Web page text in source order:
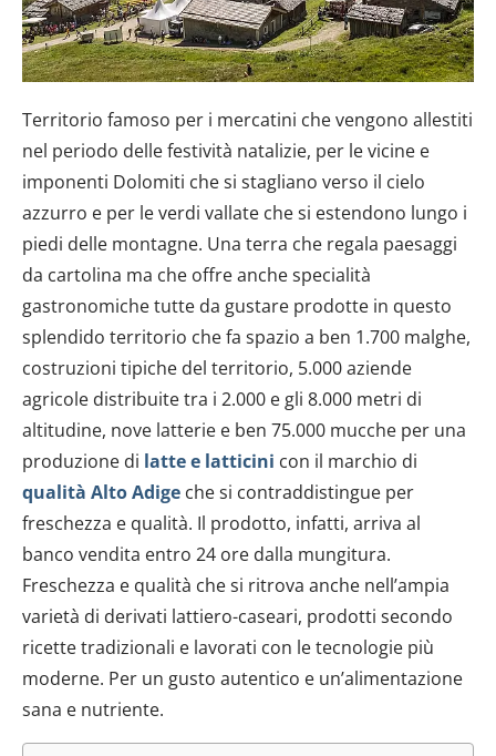
Territorio famoso per i mercatini che vengono allestiti
nel periodo delle festività natalizie, per le vicine e
imponenti Dolomiti che si stagliano verso il cielo
azzurro e per le verdi vallate che si estendono lungo i
piedi delle montagne. Una terra che regala paesaggi
da cartolina ma che offre anche specialità
gastronomiche tutte da gustare prodotte in questo
splendido territorio che fa spazio a ben 1.700 malghe,
costruzioni tipiche del territorio, 5.000 aziende
agricole distribuite tra i 2.000 e gli 8.000 metri di
altitudine, nove latterie e ben 75.000 mucche per una
produzione di latte e latticini con il marchio di
qualità Alto Adige che si contraddistingue per
freschezza e qualità. Il prodotto, infatti, arriva al
banco vendita entro 24 ore dalla mungitura.
Freschezza e qualità che si ritrova anche nell’ampia
varietà di derivati lattiero-caseari, prodotti secondo
ricette tradizionali e lavorati con le tecnologie più
moderne. Per un gusto autentico e un’alimentazione
sana e nutriente.